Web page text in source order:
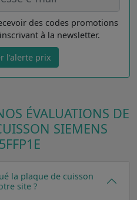
des codes promotions
à la newsletter.
l'alerte prix
ÉVALUATIONS DE
SIEMENS
la plaque de cuisson
site ?